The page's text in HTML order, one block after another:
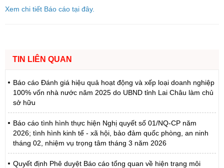
Xem chi tiết Báo cáo tại đây.
TIN LIÊN QUAN
Báo cáo Đánh giá hiệu quả hoạt động và xếp loại doanh nghiệp
100% vốn nhà nước năm 2025 do UBND tỉnh Lai Châu làm chủ
sở hữu
Báo cáo tình hình thực hiện Nghị quyết số 01/NQ-CP năm
2026; tình hình kinh tế - xã hội, bảo đảm quốc phòng, an ninh
tháng 02, nhiệm vụ trọng tâm tháng 3 năm 2026
Quyết định Phê duyệt Báo cáo tổng quan về hiện trạng môi